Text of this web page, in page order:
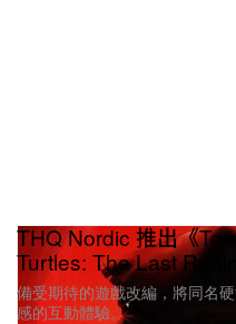
THQ Nordic 推出《
Turtles: The Last
備受期待的遊戲改編，將同名
感的互動體驗。